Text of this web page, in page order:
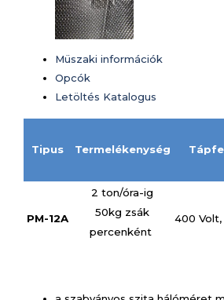
Müszaki információk
Opcók
Letöltés Katalogus
Tipus Termelékenység
PM-12A
2 ton/óra-ig
50kg zsák
percenként
400 Volt,